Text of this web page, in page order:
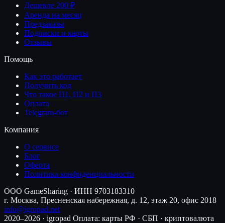
Дешевле 200 ₽
Аренда на месяц
Предзаказы
Подписки и карты
Отзывы
Помощь
Как это работает
Получить код
Что такое П1, П2 и П3
Оплата
Telegram-бот
Компания
О сервисе
Блог
Оферта
Политика конфиденциальности
ООО GameSharing · ИНН 9703183310
г. Москва, Пресненская набережная, д. 12, этаж 20, офис 2018
info@igropad.net
2020–2026 · igropad Оплата: карты РФ · СБП · криптовалюта